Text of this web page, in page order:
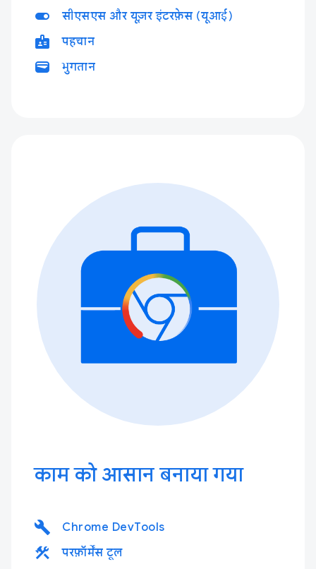
toggle_on सीएसएस और यूज़र इंटरफ़ेस (यूआई)
badge पहचान
wallet भुगतान
काम को आसान बनाया गया
build Chrome DevTools
construction परफ़ॉर्मेंस टूल